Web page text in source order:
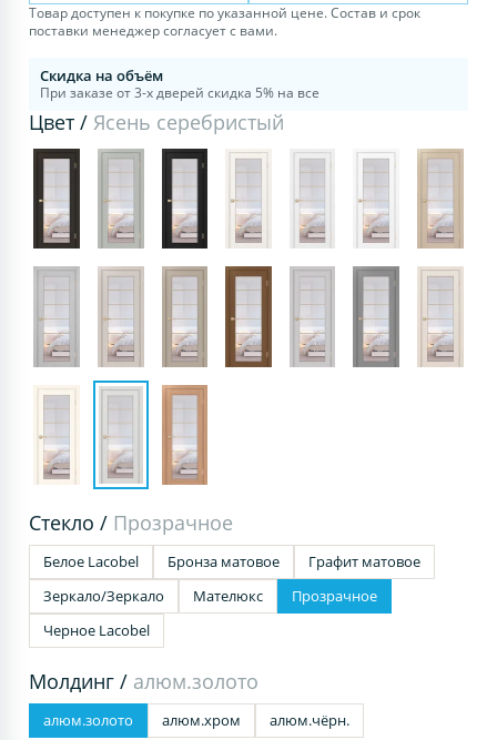
Товар доступен к покупке по указанной цене. Состав и срок
поставки менеджер согласует с вами.
Скидка на объём
При заказе от 3-х дверей скидка 5% на все
Цвет /Ясень серебристый
Стекло / Прозрачное
Белое Lacobel Бронза матовое
Графит матовое
Зеркало/Зеркало
Мателюкс
Прозрачное
Черное Lacobel
Молдинг / алюм.золото
алюм.золото алюм.хром алюм.чёрн.